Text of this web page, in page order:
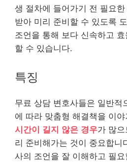
생 절차에 들어가기 전 필요
받아 미리 준비할 수 있도록
조언을 통해 보다 신속하고
할 수 있습니다.
특징
무료 상담 변호사들은 일반적
에 따라 맞춤형 해결책을 이
시간이 길지 않은 경우가 많
리 준비해가는 것이 중요합니
사의 조언을 잘 이해하고 필